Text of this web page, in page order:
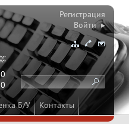
Б/У Контакты
0
Регистрация
Войти ▸